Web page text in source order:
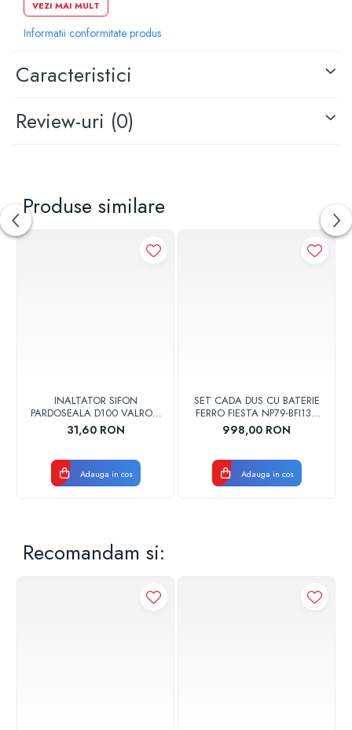
Setul include maner de dus, furtun de dus si suport.
VEZI MAI MULT
Informatii conformitate produs
Caracteristici
Review-uri (0)
Produse similare
INALTATOR SIFON
PARDOSEALA D100 VALROM
17001900004
31,60 RON
Adauga in cos
SET CADA DUS CU BATERIE
FERRO FIESTA NP79-BFI13U
CROM
998,00 RON
Adauga in cos
Recomandam si: